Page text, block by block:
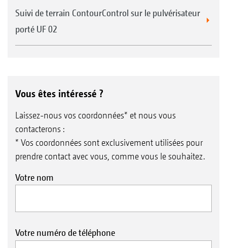
Suivi de terrain ContourControl sur le pulvérisateur
porté UF 02
Vous êtes intéressé ?
Laissez-nous vos coordonnées* et nous vous
contacterons :
* Vos coordonnées sont exclusivement utilisées pour
prendre contact avec vous, comme vous le souhaitez.
Votre nom
Votre numéro de téléphone